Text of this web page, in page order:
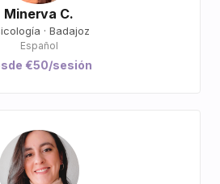
Minerva C.
· Badajoz
Español
€50/sesión